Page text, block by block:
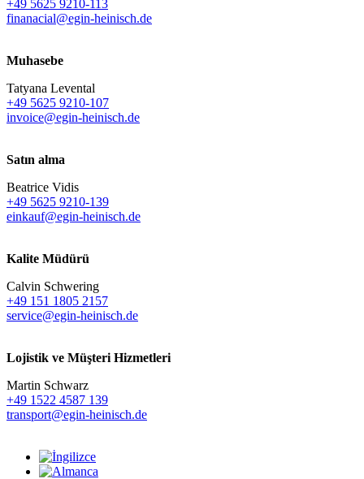
+49 5625 9210-113
finanacial@egin-heinisch.de
Muhasebe
Tatyana Levental
+49 5625 9210-107
invoice@egin-heinisch.de
Satın alma
Beatrice Vidis
+49 5625 9210-139
einkauf@egin-heinisch.de
Kalite Müdürü
Calvin Schwering
+49 151 1805 2157
service@egin-heinisch.de
Lojistik ve Müşteri Hizmetleri
Martin Schwarz
+49 1522 4587 139
transport@egin-heinisch.de